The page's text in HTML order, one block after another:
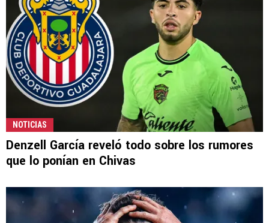
NOTICIAS
Denzell García reveló todo sobre los rumores
que lo ponían en Chivas